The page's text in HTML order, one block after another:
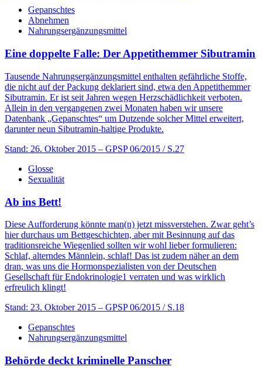
Gepanschtes
Abnehmen
Nahrungsergänzungsmittel
Eine doppelte Falle: Der Appetithemmer Sibutramin
Tausende Nahrungsergänzungsmittel enthalten gefährliche Stoffe,
die nicht auf der Packung deklariert sind, etwa den Appetithemmer
Sibutramin. Er ist seit Jahren wegen Herzschädlichkeit verboten.
Allein in den vergangenen zwei Monaten haben wir unsere
Datenbank „Gepanschtes“ um Dutzende solcher Mittel erweitert,
darunter neun Sibutramin-haltige Produkte.
Stand: 26. Oktober 2015 – GPSP 06/2015 / S.27
Glosse
Sexualität
Ab ins Bett!
Diese Aufforderung könnte man(n) jetzt missverstehen. Zwar geht’s
hier durchaus um Bettgeschichten, aber mit Besinnung auf das
traditionsreiche Wiegenlied sollten wir wohl lieber formulieren:
Schlaf, alterndes Männlein, schlaf! Das ist zudem näher an dem
dran, was uns die Hormonspezialisten von der Deutschen
Gesellschaft für Endokrinologie1 verraten und was wirklich
erfreulich klingt!
Stand: 23. Oktober 2015 – GPSP 06/2015 / S.18
Gepanschtes
Nahrungsergänzungsmittel
Behörde deckt kriminelle Panscher